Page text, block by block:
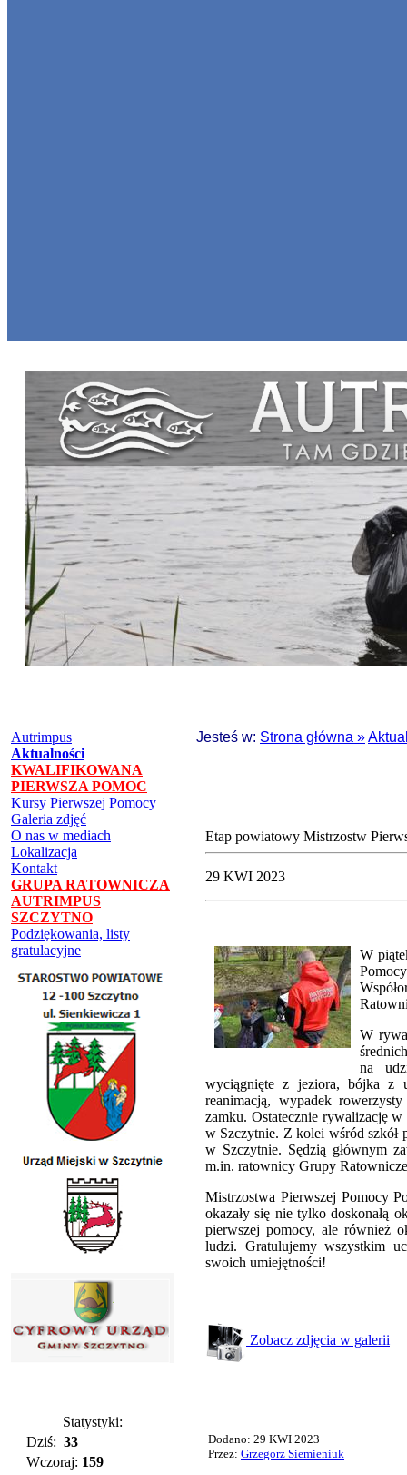
Autrimpus
Aktualności
KWALIFIKOWANA
PIERWSZA POMOC
Kursy Pierwszej Pomocy
Galeria zdjęć
O nas w mediach
Lokalizacja
Kontakt
GRUPA RATOWNICZA
AUTRIMPUS
SZCZYTNO
Podziękowania, listy
gratulacyjne
Statystyki:
Dziś: 33
Wczoraj: 159
Jesteś w: Strona główna »
Etap powiatowy Mistrzostw
29 KWI 2023
W
W
na
wyciągnięte z jeziora, bójka z
reanimacją, wypadek
zamku. Ostatecznie rywalizację w
w Szczytnie. Z kolei wśród szkół
w Szczytnie. Sędzią głównym
m.in. ratownicy Grupy
Mistrzostwa Pierwszej Pomocy
okazały się nie tylko doskonałą
pierwszej pomocy, ale również
ludzi. Gratulujemy wszystkim
swoich umiejętności!
Zobacz zdjęcia w galerii
Dodano: 29 KWI 2023
Przez: Grzegorz Siemieniuk